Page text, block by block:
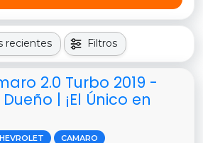
recientes Filtros
2.0 Turbo 2019 -
| ¡El Único en
CAMARO